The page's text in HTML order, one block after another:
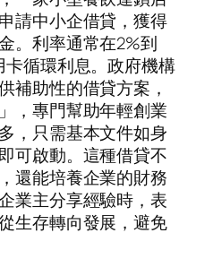
請中小企借貸，獲得
。利率通常在2%到
循環利息。政府機構
補助性的借貸方案，
，專門幫助年輕創業
，只需基本文件如身
可啟動。這種借貸不
還能培養企業的財務
業主分享經驗時，表
生存轉向發展，避免